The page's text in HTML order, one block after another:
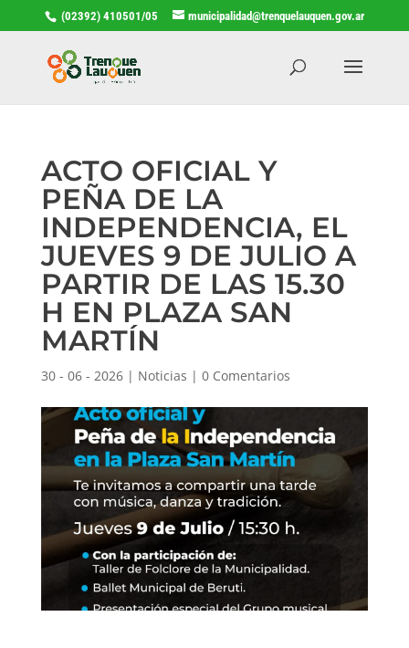
(02392) 410501/05 municipalidad@trenquelauquen.gov.ar
ACTO OFICIAL Y
PEÑA DE LA
INDEPENDENCIA, EL
JUEVES 9 DE JULIO A
PARTIR DE LAS 15.30
H EN PLAZA SAN
MARTÍN
30 - 06 - 2026| Noticias | 0 Comentarios